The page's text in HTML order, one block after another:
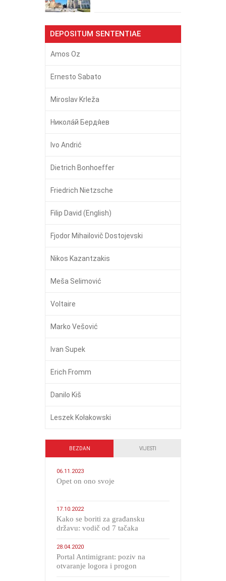
DEPOSITUM SENTENTIAE
Amos Oz
Ernesto Sabato
Miroslav Krleža
Никола́й Бердя́ев
Ivo Andrić
Dietrich Bonhoeffer
Friedrich Nietzsche
Filip David (English)
Fjodor Mihailovič Dostojevski
Nikos Kazantzakis
Meša Selimović
Voltaire
Marko Vešović
Ivan Supek
Erich Fromm
Danilo Kiš
Leszek Kołakowski
BEZDAN VIJESTI
06.11.2023
​Opet on ono svoje
17.10.2022
Kako se boriti za građansku
državu: vodič od 7 tačaka
28.04.2020
Portal Antimigrant: poziv na
otvaranje logora i progon